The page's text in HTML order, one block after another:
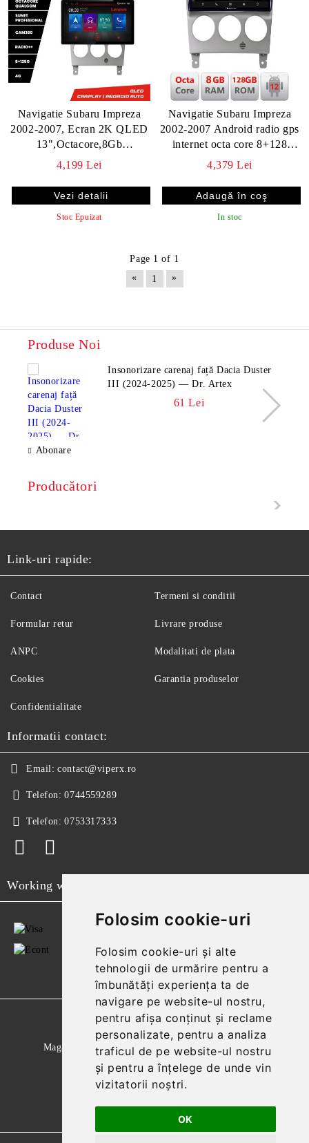
Folosim cookie-uri
Folosim cookie-uri și alte
tehnologii de urmărire pentru a
îmbunătăți experiența ta de
navigare pe website-ul nostru,
pentru afișa conținut și reclame
personalizate, pentru a analiza
traficul de pe website-ul nostru
și pentru a înțelege de unde vin
vizitatorii noștri.
OK
Navigatie Subaru Impreza
2002-2007, Ecran 2K QLED
13",Octacore,8Gb
RAM,128Gb
4,199 Lei
Vezi detalii
Stoc Epuizat
Navigatie Subaru Impreza
2002-2007 Android radio gps
internet octa core 8+128
carplay android auto
4,379 Lei
In stoc
Page 1 of 1
«
1 »
Produse Noi
Insonorizare carenaj față Dacia Duster
III (2024-2025) — Dr. Artex
61 Lei
Abonare
Producători
Link-uri rapide:
Contact
Formular retur
ANPC
Cookies
Termeni si conditii
Livrare produse
Modalitati de plata
Garantia produselor
Confidentialitate
Informatii contact:
Email: contact@viperx.ro
Telefon: 0744559289
Telefon: 0753317333
Working with
GDPR
Magazinul nostru respecta 100% prevederile GDPR.
Citeste politica de confidentialitate
Informatiile mele personale